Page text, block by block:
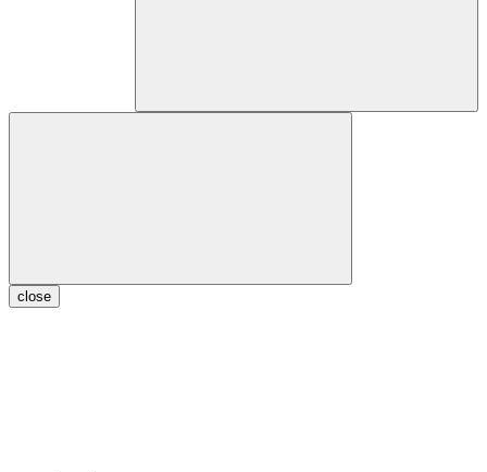
close